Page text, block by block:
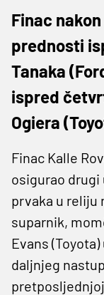
Finac
prednosti
Tanaka
ispred
Ogiera
Finac Kalle
osigurao
prvaka u reliju
suparnik,
Evans
daljnjeg